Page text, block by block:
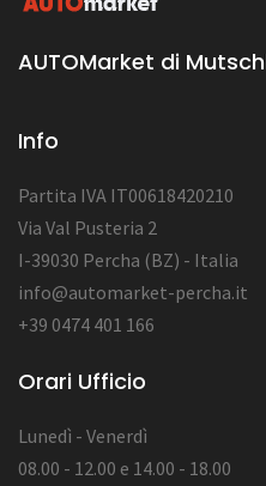
AUTOMarket di
Info
Partita IVA IT00618420210
Via Val Pusteria 2
I-39030 Percha (BZ) - Italia
info@automarket-percha.it
+39 0474 401 166
Orari Ufficio
Lunedì - Venerdì
08.00 - 12.00 e 14.00 - 18.00